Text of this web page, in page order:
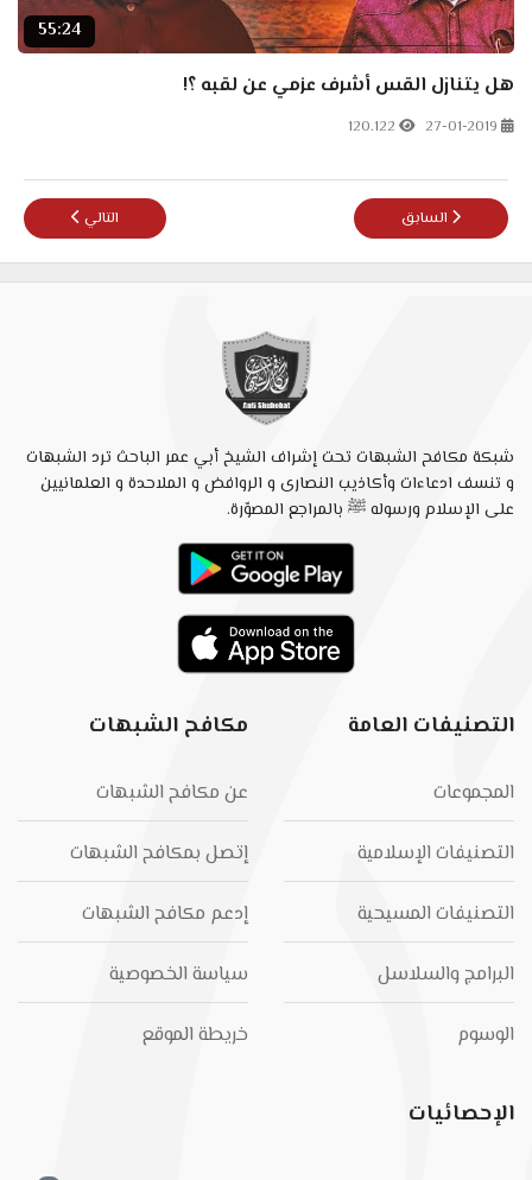
55:24
هل يتنازل القس أشرف عزمي عن لقبه ؟!
27-01-2019
120.122
المقال السابق: قساوسة الكنيسة المصرية في مأزق !!
السابق المقال التالي:
التالي
شبكة مكافح الشبهات تحت إشراف الشيخ أبي عمر الباحث ترد الشبهات
و تنسف ادعاءات وأكاذيب النصارى و الروافض و الملاحدة و العلمانيين
على الإسلام ورسوله ﷺ بالمراجع المصوّرة.
التصنيفات العامة
المجموعات
التصنيفات الإسلامية
التصنيفات المسيحية
البرامج والسلاسل
الوسوم
مكافح الشبهات
عن مكافح الشبهات
إتصل بمكافح الشبهات
إدعم مكافح الشبهات
سياسة الخصوصية
خريطة الموقع
الإحصائيات